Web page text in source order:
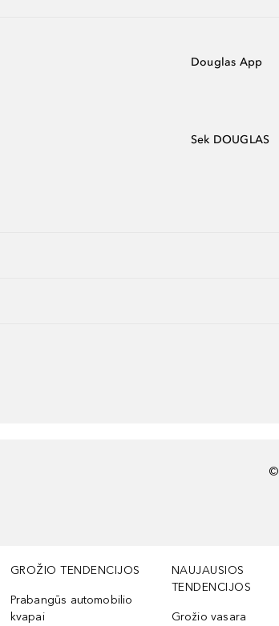
Douglas App
Sek DOUGLAS
©
GROŽIO TENDENCIJOS
Prabangūs automobilio
kvapai
NAUJAUSIOS
TENDENCIJOS
Grožio vasara